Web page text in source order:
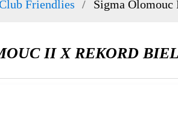
Friendlies Sigma Olomouc
II X REKORD